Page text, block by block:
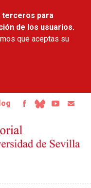
terceros para
de los usuarios.
que aceptas su